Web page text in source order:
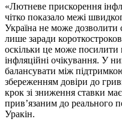
«Лютневе прискорення
чітко показало межі
Україна не може дозволити
лише заради
оскільки це може
інфляційні очікування. У
балансувати між
збереженням довіри до
крок зі зниження ставки
прив’язаним до реального
Уракін.